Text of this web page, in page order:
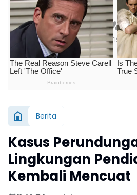
Berita
Kasus
Lingkungan
Kembali Mencuat